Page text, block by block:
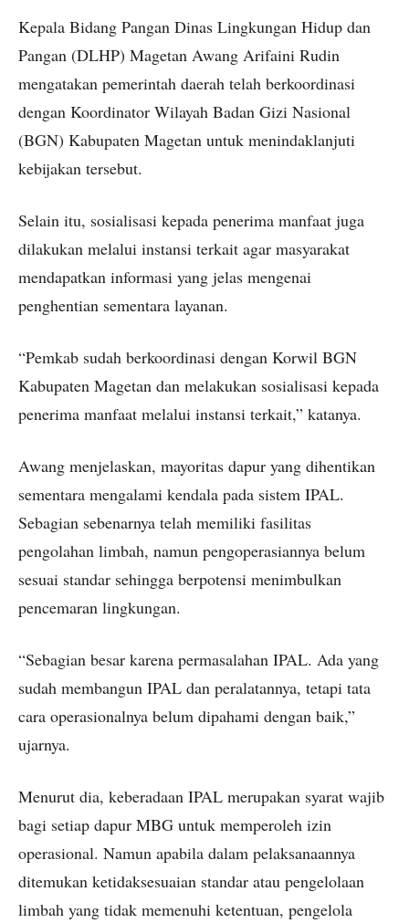
Kepala Bidang Pangan Dinas Lingkungan Hidup dan
Pangan (DLHP) Magetan Awang Arifaini Rudin
mengatakan pemerintah daerah telah berkoordinasi
dengan Koordinator Wilayah Badan Gizi Nasional
(BGN) Kabupaten Magetan untuk menindaklanjuti
kebijakan tersebut.
Selain itu, sosialisasi kepada penerima manfaat juga
dilakukan melalui instansi terkait agar masyarakat
mendapatkan informasi yang jelas mengenai
penghentian sementara layanan.
“Pemkab sudah berkoordinasi dengan Korwil BGN
Kabupaten Magetan dan melakukan sosialisasi kepada
penerima manfaat melalui instansi terkait,” katanya.
Awang menjelaskan, mayoritas dapur yang dihentikan
sementara mengalami kendala pada sistem IPAL.
Sebagian sebenarnya telah memiliki fasilitas
pengolahan limbah, namun pengoperasiannya belum
sesuai standar sehingga berpotensi menimbulkan
pencemaran lingkungan.
“Sebagian besar karena permasalahan IPAL. Ada yang
sudah membangun IPAL dan peralatannya, tetapi tata
cara operasionalnya belum dipahami dengan baik,”
ujarnya.
Menurut dia, keberadaan IPAL merupakan syarat wajib
bagi setiap dapur MBG untuk memperoleh izin
operasional. Namun apabila dalam pelaksanaannya
ditemukan ketidaksesuaian standar atau pengelolaan
limbah yang tidak memenuhi ketentuan, pengelola